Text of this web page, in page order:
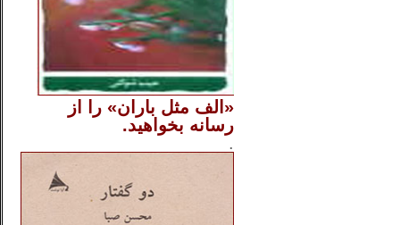
«الف مثل باران» را از
رسانه بخواهید.
.